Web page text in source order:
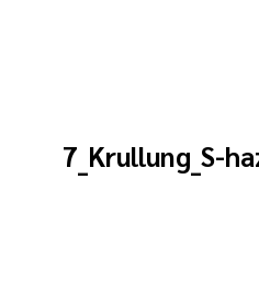
7_Krullung_S-